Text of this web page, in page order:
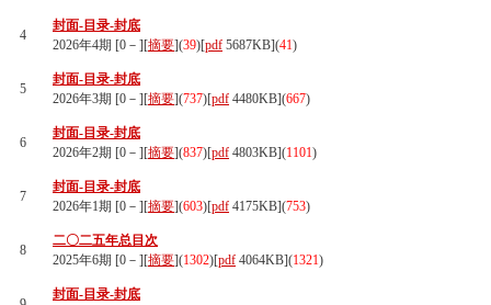
4
封面-目录-封底
2026年4期 [0－][摘要](39)[pdf 5687KB](41)
5
封面-目录-封底
2026年3期 [0－][摘要](737)[pdf 4480KB](667)
6
封面-目录-封底
2026年2期 [0－][摘要](837)[pdf 4803KB](1101)
7
封面-目录-封底
2026年1期 [0－][摘要](603)[pdf 4175KB](753)
8
二〇二五年总目次
2025年6期 [0－][摘要](1302)[pdf 4064KB](1321)
封面-目录-封底